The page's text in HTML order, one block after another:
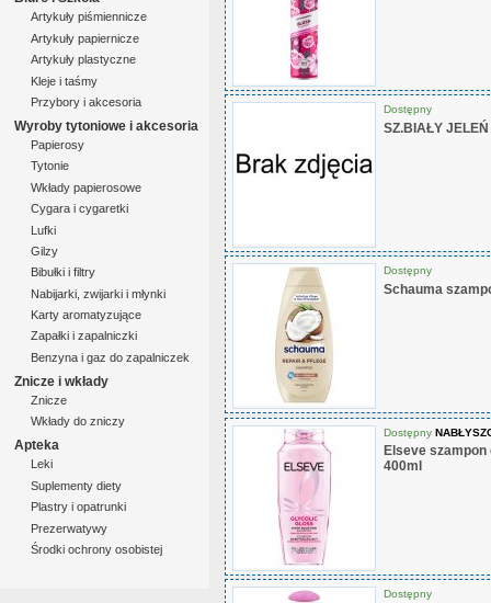
Artykuły piśmiennicze
Artykuły papiernicze
Artykuły plastyczne
Kleje i taśmy
Przybory i akcesoria
Wyroby tytoniowe i akcesoria
Papierosy
Tytonie
Wkłady papierosowe
Cygara i cygaretki
Lufki
Gilzy
Bibułki i filtry
Nabijarki, zwijarki i młynki
Karty aromatyzujące
Zapałki i zapalniczki
Benzyna i gaz do zapalniczek
Znicze i wkłady
Znicze
Wkłady do zniczy
Apteka
Leki
Suplementy diety
Plastry i opatrunki
Prezerwatywy
Środki ochrony osobistej
Dostępny
SZ.BIAŁY
Dostępny
Schauma
Dostępny
Elseve szampon
400ml
Dostępny